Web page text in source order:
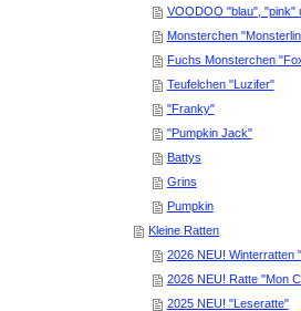
VOODOO "blau", "pink"
Monsterchen
Fuchs Monsterchen
Teufelchen "Luzifer"
"Franky"
"Pumpkin Jack"
Battys
Grins
Pumpkin
Kleine Ratten
2026 NEU! Winterratten
2026 NEU! Ratte "Mon
2025 NEU! "Leseratte"